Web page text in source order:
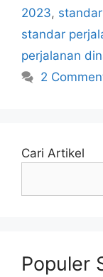
2023,
standar
perjalanan
2
Cari Artikel
Populer